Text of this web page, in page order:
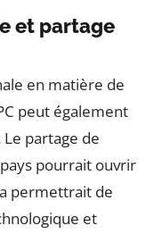
et partage
en matière de
peut également
partage de
pourrait ouvrir
permettrait de
et